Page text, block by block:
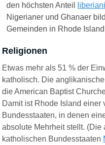
den höchsten Anteil
Nigerianer und Ghanaer
Gemeinden in Rhode
Religionen
Etwas mehr als 51 % der
katholisch. Die
die American Baptist
Damit ist Rhode Island einer
Bundesstaaten, in denen
absolute Mehrheit stellt.
katholischen Bundesstaaten